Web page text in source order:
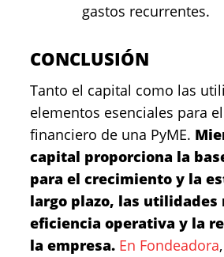
gastos recurrentes.
CONCLUSIÓN
Tanto el capital como las
elementos esenciales para
financiero de una PyME.
capital proporciona la
para el crecimiento y la
largo plazo, las utilidades
eficiencia operativa y la
la empresa. En Fondeadora